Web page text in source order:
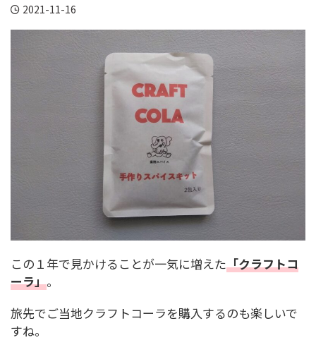
2021-11-16
この１年で見かけることが一気に増えた「クラフトコ
ーラ」。
旅先でご当地クラフトコーラを購入するのも楽しいで
すね。